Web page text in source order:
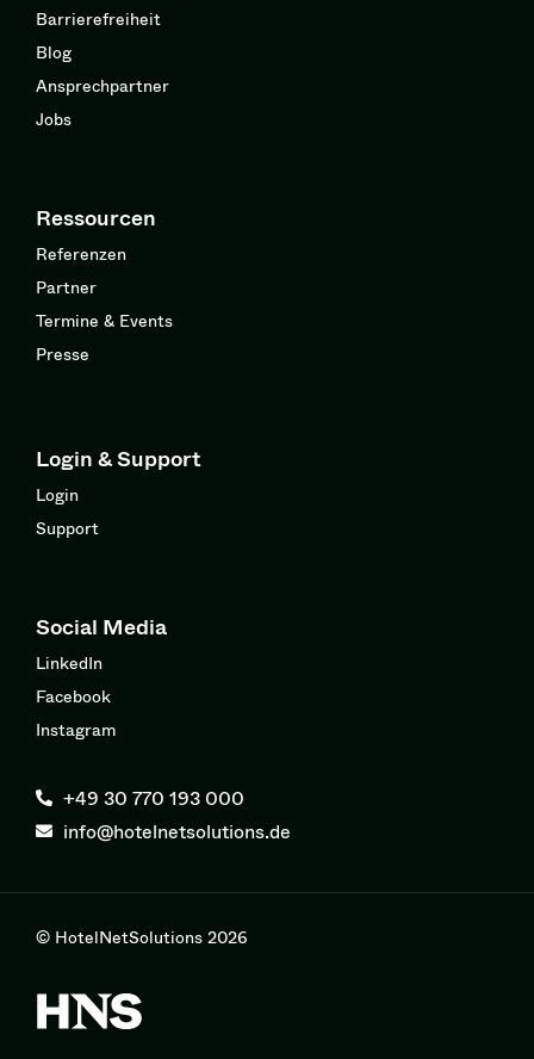
Barrierefreiheit
Blog
Ansprechpartner
Jobs
Ressourcen
Referenzen
Partner
Termine & Events
Presse
Login & Support
Login
Support
Social Media
LinkedIn
Facebook
Instagram
+49 30 770 193 000
info@hotelnetsolutions.de
© HotelNetSolutions 2026